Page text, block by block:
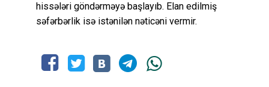
hissələri göndərməyə başlayıb. Elan edilmiş
səfərbərlik isə istənilən nəticəni vermir.